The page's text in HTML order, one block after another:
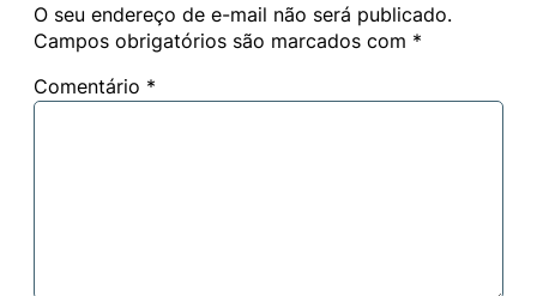
O seu endereço de e-mail não será publicado.
Campos obrigatórios são marcados com *
Comentário *